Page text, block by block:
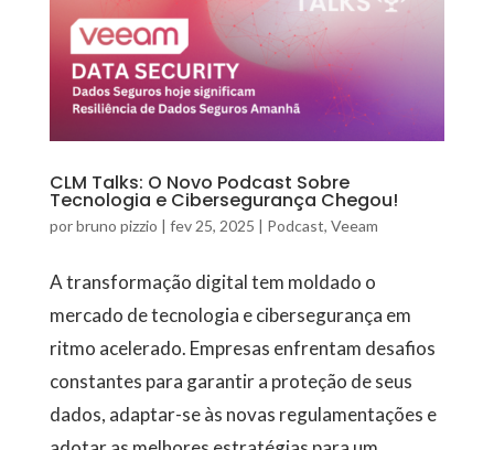
CLM Talks: O Novo Podcast Sobre
Tecnologia e Cibersegurança Chegou!
porbruno pizzio | fev 25, 2025 | Podcast, Veeam
A transformação digital tem moldado o
mercado de tecnologia e cibersegurança em
ritmo acelerado. Empresas enfrentam desafios
constantes para garantir a proteção de seus
dados, adaptar-se às novas regulamentações e